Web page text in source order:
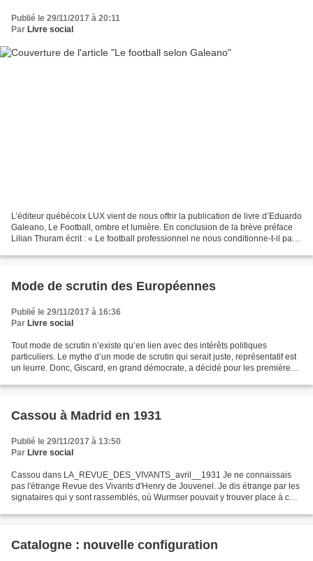
Publié le 29/11/2017 à 20:11
Par Livre social
L’éditeur québécoix LUX vient de nous offrir la publication de livre d’Eduardo
Galeano, Le Football, ombre et lumière. En conclusion de la brève préface
Lilian Thuram écrit : « Le football professionnel ne nous conditionne-t-il pas
Mode de scrutin des Européennes
Publié le 29/11/2017 à 16:36
Par Livre social
Tout mode de scrutin n’existe qu’en lien avec des intérêts politiques
particuliers. Le mythe d’un mode de scrutin qui serait juste, représentatif est
un leurre. Donc, Giscard, en grand démocrate, a décidé pour les premières
Cassou à Madrid en 1931
Publié le 29/11/2017 à 13:50
Par Livre social
Cassou dans LA_REVUE_DES_VIVANTS_avril__1931 Je ne connaissais
pas l'étrange Revue des Vivants d'Henry de Jouvenel. Je dis étrange par les
signataires qui y sont rassemblés, où Wurmser pouvait y trouver place à côté
Catalogne : nouvelle configuration